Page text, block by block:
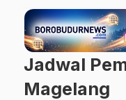
Jadwal
Magelang